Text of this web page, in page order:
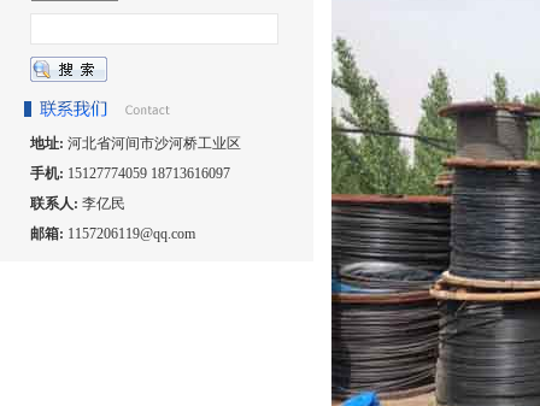
地址: 河北省河间市沙河桥工业区
手机: 15127774059 18713616097
联系人: 李亿民
邮箱: 1157206119@qq.com